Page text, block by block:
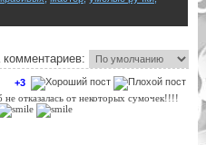
+3
не отказалась от некоторых сумочек!!!!